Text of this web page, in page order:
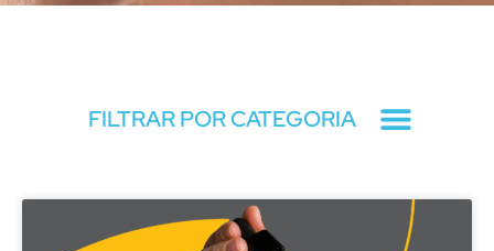
FILTRAR POR CATEGORIA